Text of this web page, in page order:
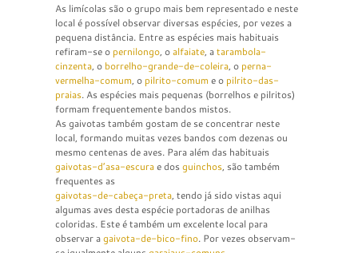
As limícolas são o grupo mais bem representado e neste
local é possível observar diversas espécies, por vezes a
pequena distância. Entre as espécies mais habituais
refiram-se o pernilongo, oalfaiate, atarambola-
cinzenta, o borrelho-grande-de-coleira, o perna-
vermelha-comum, o pilrito-comum e o pilrito-das-
praias. As espécies mais pequenas (borrelhos e pilritos)
formam frequentemente bandos mistos.
As gaivotas também gostam de se concentrar neste
local, formando muitas vezes bandos com dezenas ou
mesmo centenas de aves. Para além das habituais
gaivotas-d’asa-escurae dosguinchos, são também
frequentes as
gaivotas-de-cabeça-preta, tendo já sido vistas aqui
algumas aves desta espécie portadoras de anilhas
coloridas. Este é também um excelente local para
observar agaivota-de-bico-fino. Por vezes observam-